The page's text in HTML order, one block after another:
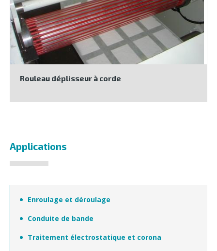
Rouleau déplisseur à corde
Applications
Enroulage et déroulage
Conduite de bande
Traitement électrostatique et corona